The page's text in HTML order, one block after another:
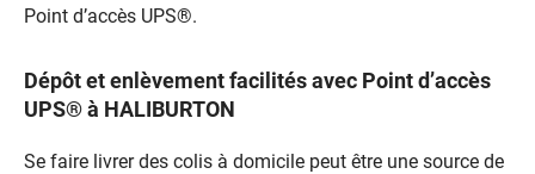
Point d’accès UPS®.
Dépôt et enlèvement facilités avec Point d’accès
UPS® à HALIBURTON
Se faire livrer des colis à domicile peut être une source de